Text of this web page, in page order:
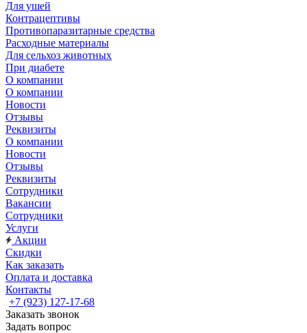
Для ушей
Контрацептивы
Противопаразитарные средства
Расходные материалы
Для сельхоз животных
При диабете
О компании
О компании
Новости
Отзывы
Реквизиты
О компании
Новости
Отзывы
Реквизиты
Сотрудники
Вакансии
Сотрудники
Услуги
Акции
Скидки
Как заказать
Оплата и доставка
Контакты
+7 (923) 127-17-68
Заказать звонок
Задать вопрос